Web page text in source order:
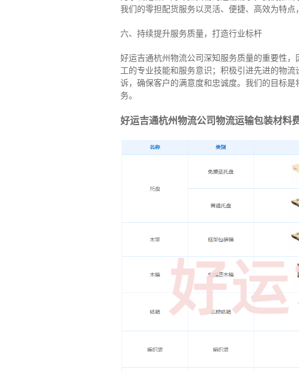
我们的零担配货服务以灵活、便捷、高效为特点
六、持续提升服务质量，打造行业标杆
好运吉通杭州物流公司深知服务质量的重要性
工的专业技能和服务意识；积极引进先进的物
诉，确保客户的满意度和忠诚度。我们的目标
务。
好运吉通杭州物流公司物流运输包装材料